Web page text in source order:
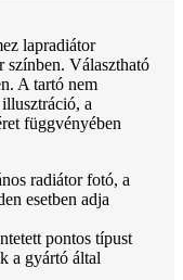
lapradiátor
színben. Választható
A tartó nem
a
függvényében
radiátor fotó, a
esetben adja
pontos típust
a gyártó által